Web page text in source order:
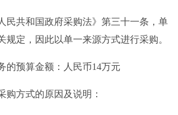
民共和国政府采购法》第三十一条，单
规定，因此以单一来源方式进行采购。
的预算金额：人民币14万元
购方式的原因及说明：